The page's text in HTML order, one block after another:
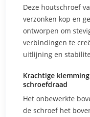
Deze houtschroef
verzonken kop en
ontworpen om
verbindingen te
uitlijning en
Krachtige
schroefdraad
Het onbewerkte
de schroef het